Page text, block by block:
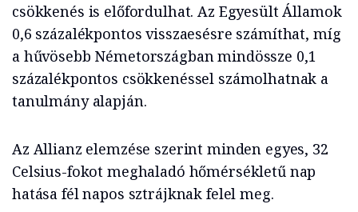
csökkenés is előfordulhat. Az Egyesült Államok
0,6 százalékpontos visszaesésre számíthat, míg
a hűvösebb Németországban mindössze 0,1
százalékpontos csökkenéssel számolhatnak a
tanulmány alapján.
Az Allianz elemzése szerint minden egyes, 32
Celsius-fokot meghaladó hőmérsékletű nap
hatása fél napos sztrájknak felel meg.